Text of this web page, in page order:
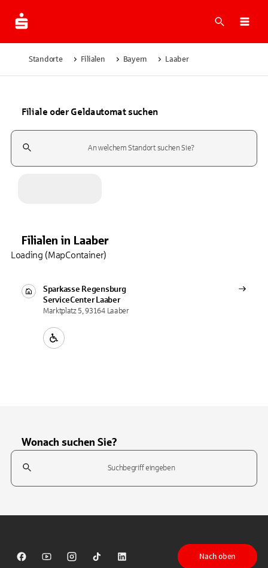
Suche
Standorte Filialen Bayern Laaber
Filiale oder Geldautomat suchen
Suchfeld
Filialen in Laaber
Sparkasse Regensburg
ServiceCenter
Laaber
Marktplatz 5, 93164 Laaber
Loading (MapContainer)
Wonach suchen Sie?
Suchfeld
Sparkasse auf Facebook
Sparkasse auf Youtube
Sparkasse auf Instagram
Sparkasse auf TikTok
Sparkasse auf LinkedIn
Nach oben